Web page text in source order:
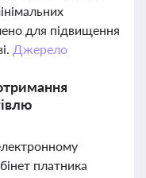
для підвищення
Джерело
платника